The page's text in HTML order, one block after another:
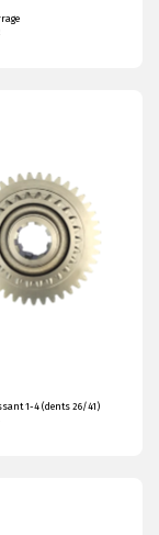
1-4 (dents 26/41)